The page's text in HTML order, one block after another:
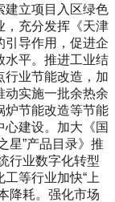
建立项目入区绿色
，充分发挥《天津
引导作用，促进企
水平。推进工业结
行业节能改造，加
动实施一批余热余
炉节能改造等节能
建设。加大《国
星”产品目录》推
行业数字化转型
等行业加快“上
降耗。强化市场